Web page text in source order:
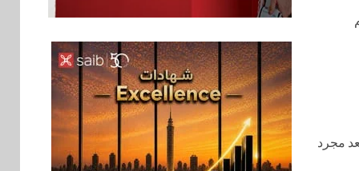
مجرد
6 بنوك
بنك QNB مصر يعزز
جاهزية المشروعات
الصغيرة والمتوسطة
للنمو والتوسع
اخبار